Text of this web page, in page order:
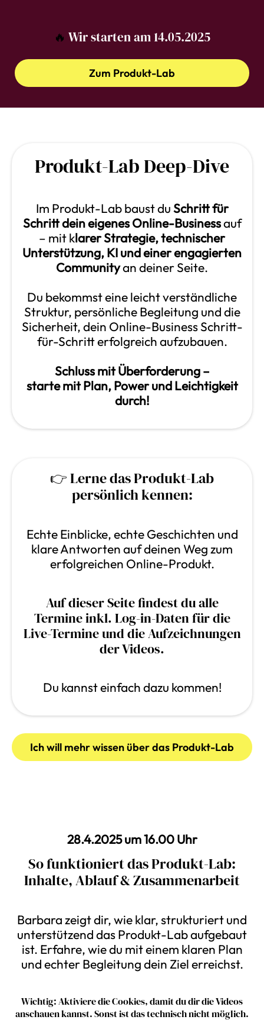
🔥 Wir starten am 14.05.2025
Zum Produkt-Lab
Produkt-Lab Deep-Dive
Im Produkt-Lab baust duSchritt für
Schritt dein eigenes Online-Businessauf
– mit klarer Strategie, technischer
Unterstützung, KI und einer engagierten
Communityan deiner Seite.
Du bekommst eine leicht verständliche
Struktur, persönliche Begleitung und die
Sicherheit, dein Online-Business Schritt-
für-Schritt erfolgreich aufzubauen.
Schluss mit Überforderung –
starte mit Plan, Power und Leichtigkeit
durch!
👉 Lerne das Produkt-Lab
persönlich kennen:
Echte Einblicke, echte Geschichten und
klare Antworten auf deinen Weg zum
erfolgreichen Online-Produkt.
Auf dieser Seite findest du alle
Termine inkl. Log-in-Daten für die
Live-Termine und die Aufzeichnungen
der Videos.
Du kannst einfach dazu kommen!
Ich will mehr wissen über das Produkt-Lab
28.4.2025 um 16.00 Uhr
So funktioniert das Produkt-Lab:
Inhalte, Ablauf & Zusammenarbeit
Barbara zeigt dir, wie klar, strukturiert und
unterstützend das Produkt-Lab aufgebaut
ist. Erfahre, wie du mit einem klaren Plan
und echter Begleitung dein Ziel erreichst.
Wichtig: Aktiviere die Cookies, damit du dir die Videos
anschauen kannst. Sonst ist das technisch nicht möglich.